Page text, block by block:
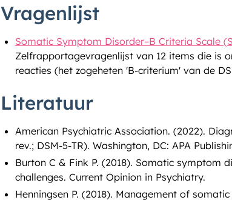
Vragenlijst
Somatic Symptom Disorder–B Criteria Scale
Zelfrapportagevragenlijst van 12 items die is
reacties (het zogeheten 'B-criterium' van de
Literatuur
American Psychiatric Association. (2022).
rev.; DSM-5-TR). Washington, DC: APA
Burton C & Fink P. (2018). Somatic symptom
challenges. Current Opinion in Psychiatry.
Henningsen P. (2018). Management of